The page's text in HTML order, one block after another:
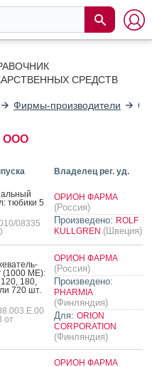
СРЕДСТВ
Фирмы-производители
ООО
Владелец рег. уд.
тю­бики 5
08335
ОРИОН ФАРМА
(Россия)
Произведено: ROLF
KULLGREN (Швеция)
(1000 ME):
180,
720 шт.
от
ОРИОН ФАРМА
(Россия)
Произведено:
PHARMIA
(Финляндия)
Для: ORION
CORPORATION
(Финляндия)
ОРИОН ФАРМА